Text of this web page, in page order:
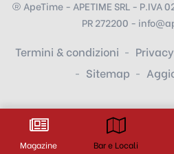
ApeTime - APETIME SRL - P.IVA
PR 272200 -
Termini & condizioni
Sitemap
Magazine Bar e Locali